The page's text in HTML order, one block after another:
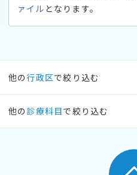
ァイル となります。
他の行政区で絞り込む
他の 診療科目で絞り込む